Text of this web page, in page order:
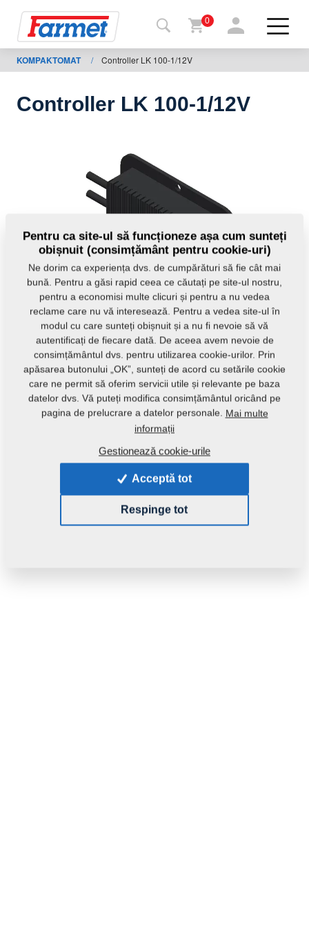
Înapoi
la
De
descărcat
0
KOMPAKTOMAT / Controller LK 100-1/12V
Controller LK 100-1/12V
Introdu produs: m14163
0,4000 Kg
Pentru ca site-ul să funcționeze așa cum sunteți
obișnuit (consimțământ pentru cookie-uri)
Ne dorim ca experiența dvs. de cumpărături să fie cât mai
bună. Pentru a găsi rapid ceea ce căutați pe site-ul nostru,
pentru a economisi multe clicuri și pentru a nu vedea
reclame care nu vă interesează. Pentru a vedea site-ul în
modul cu care sunteți obișnuit și a nu fi nevoie să vă
autentificați de fiecare dată. De aceea avem nevoie de
consimțământul dvs. pentru utilizarea cookie-urilor. Prin
apăsarea butonului „OK”, sunteți de acord cu setările cookie
care ne permit să oferim servicii utile și relevante pe baza
datelor dvs. Vă puteți modifica consimțământul oricând pe
pagina de prelucrare a datelor personale. Mai multe
informații
Gestionează cookie-urile
Acceptă tot
Respinge tot